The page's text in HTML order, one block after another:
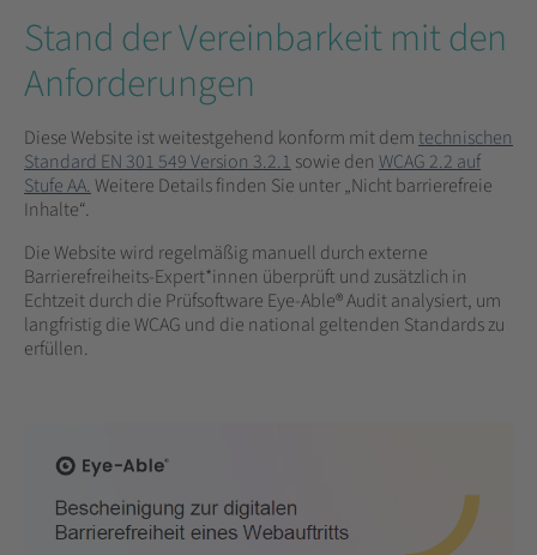
Stand der Vereinbarkeit mit den
Anforderungen
Diese Website ist weitestgehend konform mit dem technischen
Standard EN 301 549 Version 3.2.1 sowie den WCAG 2.2 auf
Stufe AA.Weitere Details finden Sie unter „Nicht barrierefreie
Inhalte“.
Die Website wird regelmäßig manuell durch externe
Barrierefreiheits-Expert*innen überprüft und zusätzlich in
Echtzeit durch die Prüfsoftware Eye-Able® Audit analysiert, um
langfristig die WCAG und die national geltenden Standards zu
erfüllen.